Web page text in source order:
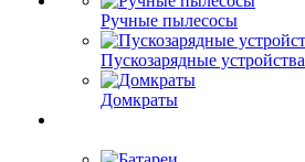
Ручные пылесосы
Пускозарядные устройства
Домкраты